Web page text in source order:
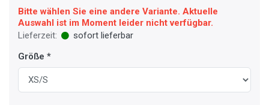
Bitte wählen Sie eine andere Variante. Aktuelle
Auswahl ist im Moment leider nicht verfügbar.
Lieferzeit:
sofort lieferbar
Größe